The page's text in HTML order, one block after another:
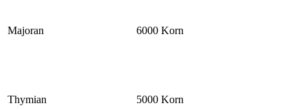
Majoran 6000 Korn
Thymian 5000 Korn